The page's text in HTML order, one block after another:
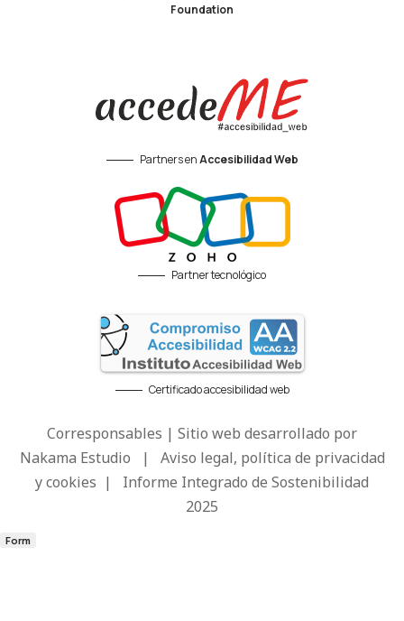
Foundation
Partners enAccesibilidad Web
Partner tecnológico
Certificado accesibilidad web
Corresponsables | Sitio web desarrollado por
Nakama Estudio | Aviso legal, política de privacidad
y cookies | Informe Integrado de Sostenibilidad
2025
Form